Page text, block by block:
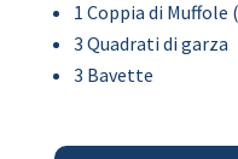
1 Coppia di
3 Quadrati di garza
3 Bavette